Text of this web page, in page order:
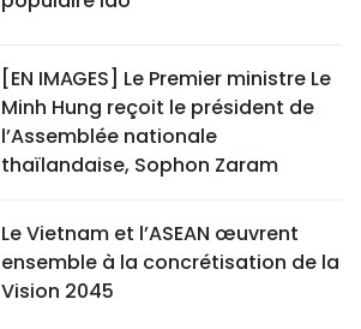
[EN IMAGES] Le Premier ministre Le
Minh Hung reçoit le président de
l’Assemblée nationale
thaïlandaise, Sophon Zaram
Le Vietnam et l’ASEAN œuvrent
ensemble à la concrétisation de la
Vision 2045